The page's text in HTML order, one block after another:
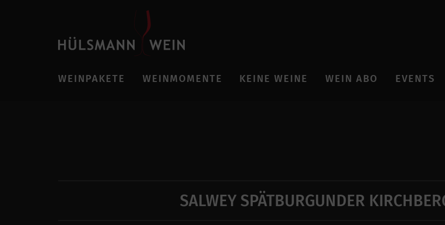
WEINPAKETE WEINMOMENTE KEINE WEINE WEIN ABO EVENTS
SALWEY SPÄTBURGUNDER